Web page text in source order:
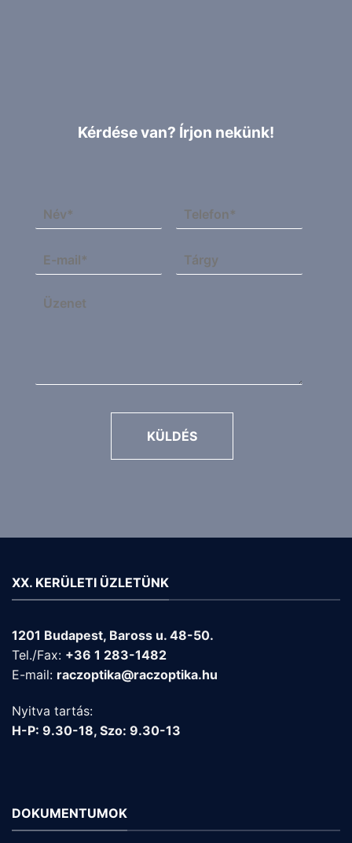
Kérdése van? Írjon nekünk!
KÜLDÉS
XX. KERÜLETI ÜZLETÜNK
1201 Budapest, Baross u. 48-50.
Tel./Fax: +36 1 283-1482
E-mail: raczoptika@raczoptika.hu
Nyitva tartás:
H-P: 9.30-18, Szo: 9.30-13
DOKUMENTUMOK